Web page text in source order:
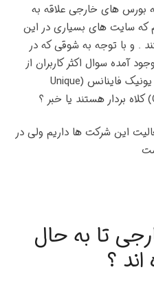
بورس های خارجی علاقه به
که سایت های بسیاری در این
. و با توجه به شوقی که در
آمده سوال اکثر کاربران از
بنده اینه که آیا سایت هایی مثل یونیک فاینانس (Unique
این شرکت ها داریم ولی در
تا به حال
؟